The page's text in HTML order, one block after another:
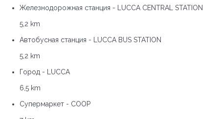
Железнодорожная станция - LUCCA CENTRAL STATION
5,2 km
Автобусная станция - LUCCA BUS STATION
5,2 km
Город - LUCCA
6,5 km
Супермаркет - COOP